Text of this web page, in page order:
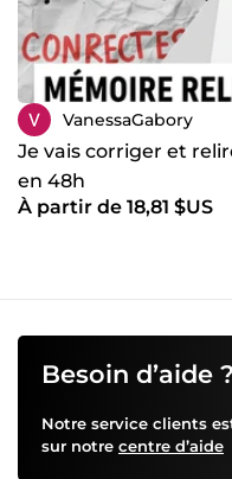
VanessaGabory
Je vais corriger et
en 48h
À partir de 18,81 $US
Besoin d’aide ?
Notre service clients
sur notre centre d’aide